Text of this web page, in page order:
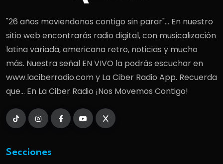
"26 años moviendonos contigo sin parar"... En nuestro
sitio web encontrarás radio digital, con musicalización
latina variada, americana retro, noticias y mucho
más. Nuestra señal EN VIVO la podrás escuchar en
www.laciberradio.com y La Ciber Radio App. Recuerda
que... En La Ciber Radio ¡Nos Movemos Contigo!
Secciones